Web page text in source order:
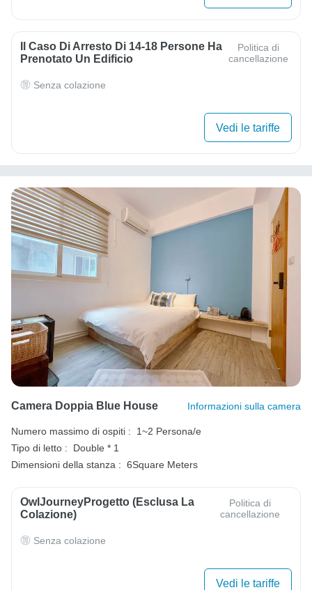
Il Caso Di Arresto Di 14-18 Persone Ha
Prenotato Un Edificio
Politica di
cancellazione
Senza colazione
Vedi le tariffe
Camera Doppia Blue House Informazioni sulla camera
Numero massimo di ospiti :
1~2 Persona/e
Tipo di letto :
Double * 1
Dimensioni della stanza : 6Square Meters
OwlJourneyProgetto (esclusa La
Colazione)
Politica di
cancellazione
Senza colazione
Vedi le tariffe